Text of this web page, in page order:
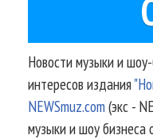
Новости музыки и
интересов издания
NEWSmuz.com(экс -
музыки и шоу бизнеса